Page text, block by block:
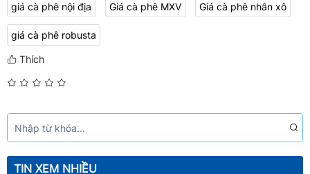
giá cà phê nội địa Giá cà phê MXV Giá cà phê nhân xô
​​​​​​​giá cà phê robusta
Thích
TIN XEM NHIỀU